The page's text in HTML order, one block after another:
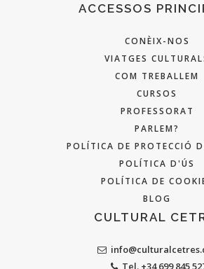
ACCESSOS
CONÈIX-NOS
VIATGES
COM TREBALLEM
CURSOS
PROFESSORAT
PARLEM?
POLÍTICA DE PROTECCIÓ
POLÍTICA D'ÚS
POLÍTICA DE
BLOG
CULTURAL
Tel. +34 699 845